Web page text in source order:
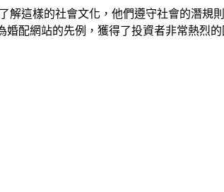
解這樣的社會文化，他們遵守社會的潛
配網站的先例，獲得了投資者非常熱烈的